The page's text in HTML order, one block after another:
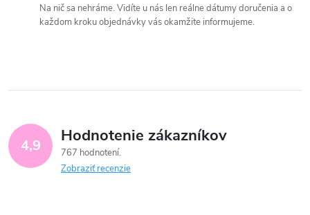
Na nič sa nehráme. Vidíte u nás len reálne dátumy doručenia a o
každom kroku objednávky vás okamžite informujeme.
4,9 Hodnotenie zákazníkov
767 hodnotení
Zobraziť recenzie